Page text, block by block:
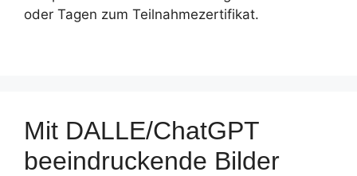
oder Tagen zum Teilnahmezertifikat.
Mit DALLE/ChatGPT
beeindruckende Bilder